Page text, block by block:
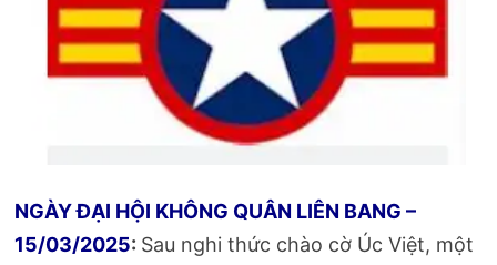
NGÀY ĐẠI HỘI KHÔNG QUÂN LIÊN BANG –
15/03/2025: Sau nghi thức chào cờ Úc Việt, một